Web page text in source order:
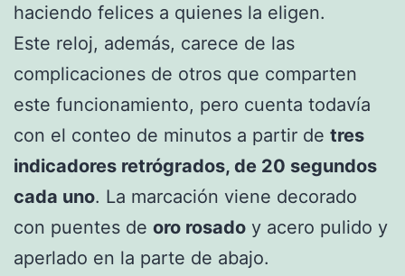
haciendo felices a quienes la eligen.
Este reloj, además, carece de las
complicaciones de otros que comparten
este funcionamiento, pero cuenta todavía
con el conteo de minutos a partir de tres
indicadores retrógrados, de 20 segundos
cada uno. La marcación viene decorado
con puentes de oro rosado y acero pulido y
aperlado en la parte de abajo.